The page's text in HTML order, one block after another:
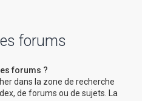
forums
forums ?
dans la zone de recherche
de forums ou de sujets. La